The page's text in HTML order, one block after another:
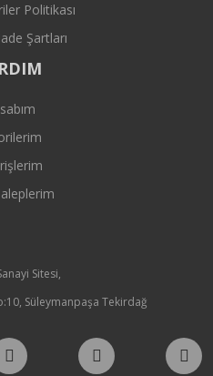
Politikası
Şartları
Sitesi,
Süleymanpaşa Tekirdağ